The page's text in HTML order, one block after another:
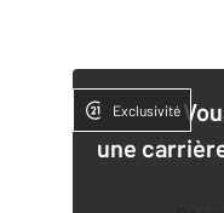
une
Exclusivité